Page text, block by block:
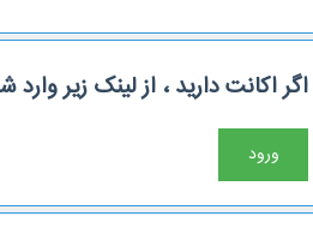
اگر اکانت دارید ، از لینک زیر وارد
ورود